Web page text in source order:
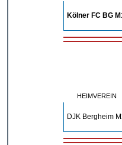
Kölner FC BG
HEIMVEREIN
DJK Bergheim